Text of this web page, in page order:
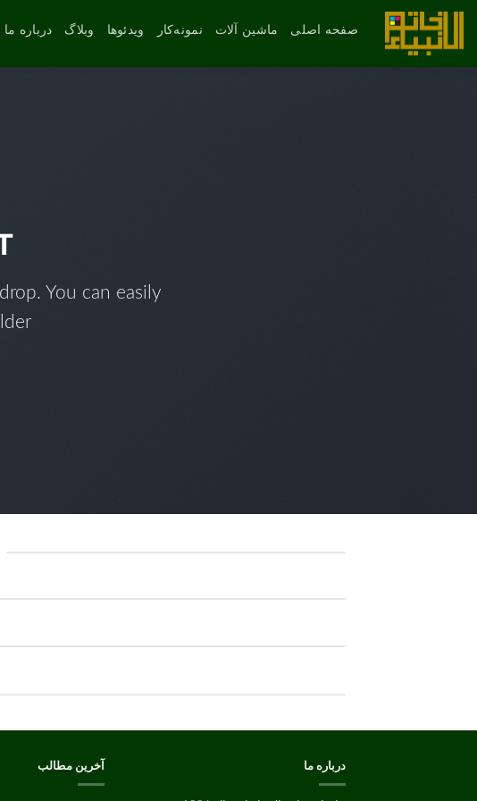
محتوا
صفحه اصلی ماشین آلات نمونه‌کار ویدئوها وبلاگ درباره ما
You can easily
درباره ما آخرین مطالب